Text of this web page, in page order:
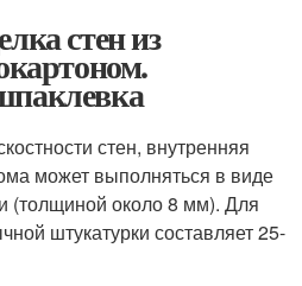
стен из
стен, внутренняя
может выполняться в виде
(толщиной около 8 мм). Для
штукатурки составляет 25-